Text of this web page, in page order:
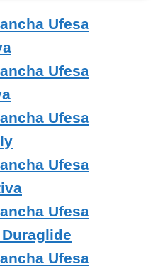
Ufesa
Ufesa
Ufesa
Ufesa
Ufesa
Ufesa